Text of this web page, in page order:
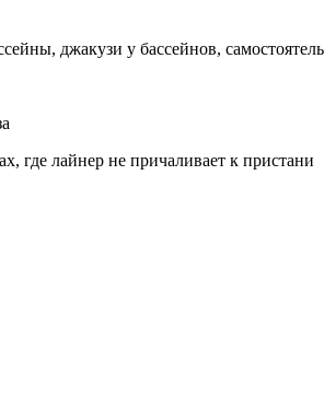
джакузи у бассейнов,
где лайнер не причаливает к пристани